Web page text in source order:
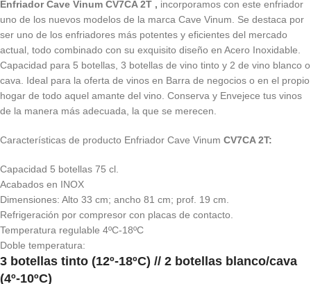
Enfriador Cave Vinum CV7CA 2T , incorporamos con este enfriador
uno de los nuevos modelos de la marca Cave Vinum. Se destaca por
ser uno de los enfriadores más potentes y eficientes del mercado
actual, todo combinado con su exquisito diseño en Acero Inoxidable.
Capacidad para 5 botellas, 3 botellas de vino tinto y 2 de vino blanco o
cava. Ideal para la oferta de vinos en Barra de negocios o en el propio
hogar de todo aquel amante del vino. Conserva y Envejece tus vinos
de la manera más adecuada, la que se merecen.
Características de producto Enfriador Cave Vinum CV7CA 2T:
Capacidad 5 botellas 75 cl.
Acabados en INOX
Dimensiones: Alto 33 cm; ancho 81 cm; prof. 19 cm.
Refrigeración por compresor con placas de contacto.
Temperatura regulable 4ºC-18ºC
Doble temperatura:
3 botellas tinto (12º-18ºC) // 2 botellas blanco/cava
(4º-10ºC)